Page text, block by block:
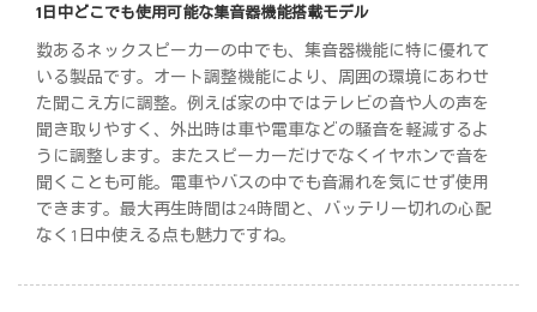
1日中どこでも使用可能な集音器機能搭載モデル
数あるネックスピーカーの中でも、集音器機能に特に優れて
いる製品です。オート調整機能により、周囲の環境にあわせ
た聞こえ方に調整。例えば家の中ではテレビの音や人の声を
聞き取りやすく、外出時は車や電車などの騒音を軽減するよ
うに調整します。またスピーカーだけでなくイヤホンで音を
聞くことも可能。電車やバスの中でも音漏れを気にせず使用
できます。最大再生時間は24時間と、バッテリー切れの心配
なく1日中使える点も魅力ですね。